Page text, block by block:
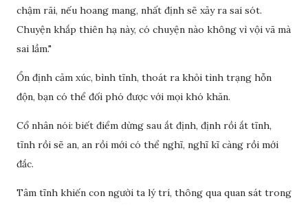
chậm rãi, nếu hoang mang, nhất định sẽ xảy ra sai sót.
Chuyện khắp thiên hạ này, có chuyện nào không vì vội vã mà
sai lầm."
Ổn định cảm xúc, bình tĩnh, thoát ra khỏi tình trạng hỗn
độn, bạn có thể đối phó được với mọi khó khăn.
Cổ nhân nói: biết điểm dừng sau ắt định, định rồi ắt tĩnh,
tĩnh rồi sẽ an, an rồi mới có thể nghĩ, nghĩ kĩ càng rồi mới
đắc.
Tâm tĩnh khiến con người ta lý trí, thông qua quan sát trong